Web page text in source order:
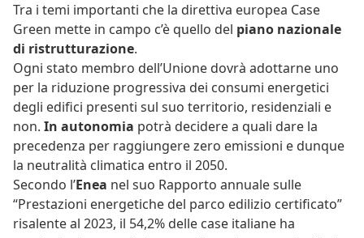
Tra i temi importanti che la direttiva europea Case
Green mette in campo c’è quello del piano nazionale
di ristrutturazione.
Ogni stato membro dell’Unione dovrà adottarne uno
per la riduzione progressiva dei consumi energetici
degli edifici presenti sul suo territorio, residenziali e
non. In autonomia potrà decidere a quali dare la
precedenza per raggiungere zero emissioni e dunque
la neutralità climatica entro il 2050.
Secondo l’Enea nel suo Rapporto annuale sulle
“Prestazioni energetiche del parco edilizio certificato”
risalente al 2023, il 54,2% delle case italiane ha